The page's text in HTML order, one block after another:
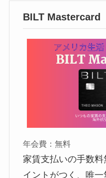
BILT Mastercard
年会費：無料
家賃支払いの手数
イントがつく、唯